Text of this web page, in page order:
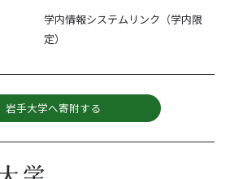
学内情報システムリンク（学内限
定）
岩手大学へ寄附する